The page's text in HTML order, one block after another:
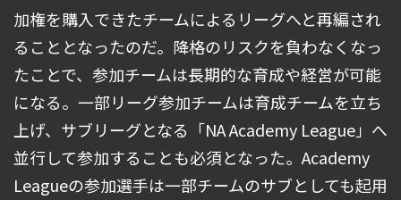
加権を購入できたチームによるリーグへと再編され
ることとなったのだ。降格のリスクを負わなくなっ
たことで、参加チームは長期的な育成や経営が可能
になる。一部リーグ参加チームは育成チームを立ち
上げ、サブリーグとなる「NA Academy League」へ
並行して参加することも必須となった。Academy
Leagueの参加選手は一部チームのサブとしても起用